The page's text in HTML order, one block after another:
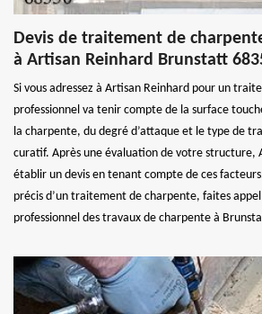
Devis de traitement de
à Artisan Reinhard Brunstatt
Si vous adressez à Artisan Reinhard pour un
professionnel va tenir compte de la surface
la charpente, du degré d’attaque et le type de
curatif. Après une évaluation de votre structure,
établir un devis en tenant compte de ces
précis d’un traitement de charpente, faites
professionnel des travaux de charpente à